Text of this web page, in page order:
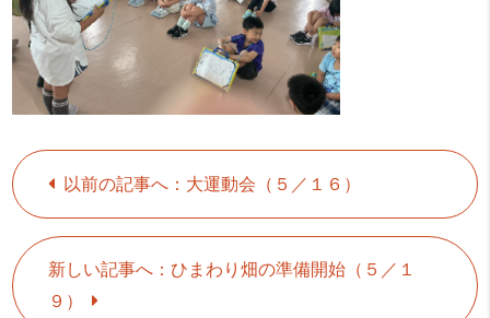
以前の記事へ：大運動会（５／１６）
新しい記事へ：ひまわり畑の準備開始（５／１
９）